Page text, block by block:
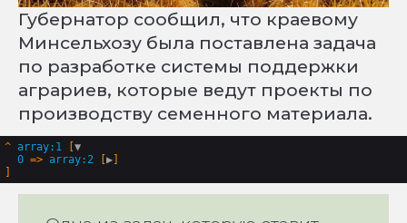
Губернатор сообщил, что краевому
Минсельхозу была поставлена задача
по разработке системы поддержки
аграриев, которые ведут проекты по
производству семенного материала.
^ array:1 [▼
0 => array:2 [▶